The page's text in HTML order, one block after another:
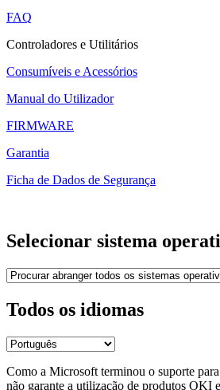
FAQ
Controladores e Utilitários
Consumíveis e Acessórios
Manual do Utilizador
FIRMWARE
Garantia
Ficha de Dados de Segurança
Selecionar sistema
Todos os idiomas
Como a Microsoft terminou o suporte
não garante a utilização de produtos OKI